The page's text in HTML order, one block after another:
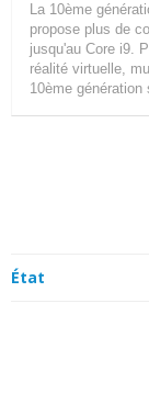
La 10ème
propose plus de
jusqu'au Core i9.
réalité virtuelle,
10ème
État